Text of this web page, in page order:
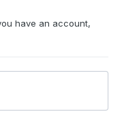
have an account,